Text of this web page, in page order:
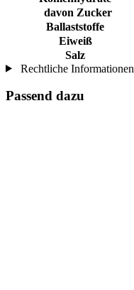
davon Zucker
Ballaststoffe
Eiweiß
Salz
Rechtliche Informationen
Passend dazu